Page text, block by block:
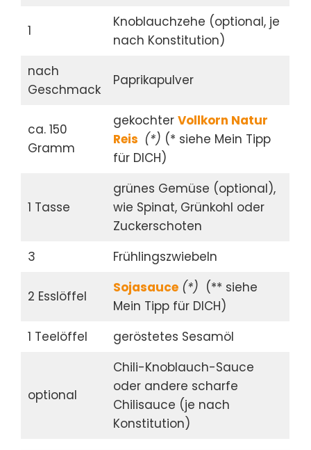
1
Knoblauchzehe (optional, je
nach Konstitution)
nach
Geschmack
Paprikapulver
ca. 150
Gramm
gekochter Vollkorn Natur
Reis (*) (* siehe Mein Tipp
für DICH)
1 Tasse
grünes Gemüse (optional),
wie Spinat, Grünkohl oder
Zuckerschoten
3
Frühlingszwiebeln
2 Esslöffel
Sojasauce (*) (** siehe
Mein Tipp für DICH)
1 Teelöffel
geröstetes Sesamöl
optional
Chili-Knoblauch-Sauce
oder andere scharfe
Chilisauce (je nach
Konstitution)